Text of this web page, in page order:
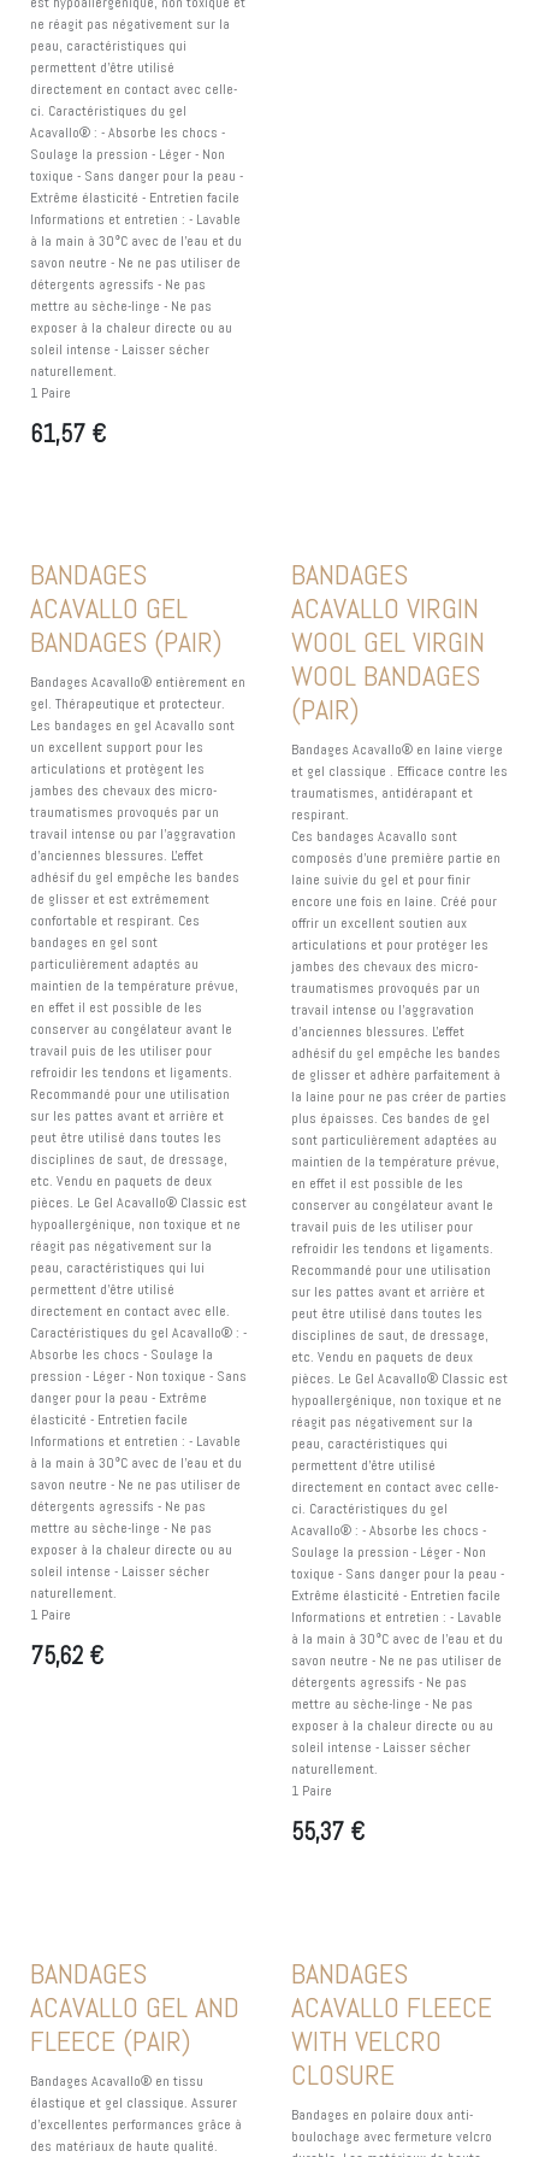
ne réagit pas négativement sur la
peau, caractéristiques qui
permettent d'être utilisé
directement en contact avec celle-
ci. Caractéristiques du gel
Acavallo® : - Absorbe les chocs -
Soulage la pression - Léger - Non
toxique - Sans danger pour la peau -
Extrême élasticité - Entretien facile
Informations et entretien : - Lavable
à la main à 30°C avec de l'eau et du
savon neutre - Ne ne pas utiliser de
détergents agressifs - Ne pas
mettre au sèche-linge - Ne pas
exposer à la chaleur directe ou au
soleil intense - Laisser sécher
naturellement.
1 Paire
61,57 €
BANDAGES
ACAVALLO GEL
BANDAGES (PAIR)
Bandages Acavallo® entièrement en
gel. Thérapeutique et protecteur.
Les bandages en gel Acavallo sont
un excellent support pour les
articulations et protègent les
jambes des chevaux des micro-
traumatismes provoqués par un
travail intense ou par l'aggravation
d'anciennes blessures. L'effet
adhésif du gel empêche les bandes
de glisser et est extrêmement
confortable et respirant. Ces
bandages en gel sont
particulièrement adaptés au
maintien de la température prévue,
en effet il est possible de les
conserver au congélateur avant le
travail puis de les utiliser pour
refroidir les tendons et ligaments.
Recommandé pour une utilisation
sur les pattes avant et arrière et
peut être utilisé dans toutes les
disciplines de saut, de dressage,
etc. Vendu en paquets de deux
pièces. Le Gel Acavallo® Classic est
hypoallergénique, non toxique et ne
réagit pas négativement sur la
peau, caractéristiques qui lui
permettent d'être utilisé
directement en contact avec elle.
Caractéristiques du gel Acavallo® : -
Absorbe les chocs - Soulage la
pression - Léger - Non toxique - Sans
danger pour la peau - Extrême
élasticité - Entretien facile
Informations et entretien : - Lavable
à la main à 30°C avec de l'eau et du
savon neutre - Ne ne pas utiliser de
détergents agressifs - Ne pas
mettre au sèche-linge - Ne pas
exposer à la chaleur directe ou au
soleil intense - Laisser sécher
naturellement.
1 Paire
75,62 €
BANDAGES
ACAVALLO VIRGIN
WOOL GEL VIRGIN
WOOL BANDAGES
(PAIR)
Bandages Acavallo® en laine vierge
et gel classique . Efficace contre les
traumatismes, antidérapant et
respirant.
Ces bandages Acavallo sont
composés d'une première partie en
laine suivie du gel et pour finir
encore une fois en laine. Créé pour
offrir un excellent soutien aux
articulations et pour protéger les
jambes des chevaux des micro-
traumatismes provoqués par un
travail intense ou l'aggravation
d'anciennes blessures. L'effet
adhésif du gel empêche les bandes
de glisser et adhère parfaitement à
la laine pour ne pas créer de parties
plus épaisses. Ces bandes de gel
sont particulièrement adaptées au
maintien de la température prévue,
en effet il est possible de les
conserver au congélateur avant le
travail puis de les utiliser pour
refroidir les tendons et ligaments.
Recommandé pour une utilisation
sur les pattes avant et arrière et
peut être utilisé dans toutes les
disciplines de saut, de dressage,
etc. Vendu en paquets de deux
pièces. Le Gel Acavallo® Classic est
hypoallergénique, non toxique et ne
réagit pas négativement sur la
peau, caractéristiques qui
permettent d'être utilisé
directement en contact avec celle-
ci. Caractéristiques du gel
Acavallo® : - Absorbe les chocs -
Soulage la pression - Léger - Non
toxique - Sans danger pour la peau -
Extrême élasticité - Entretien facile
Informations et entretien : - Lavable
à la main à 30°C avec de l'eau et du
savon neutre - Ne ne pas utiliser de
détergents agressifs - Ne pas
mettre au sèche-linge - Ne pas
exposer à la chaleur directe ou au
soleil intense - Laisser sécher
naturellement.
1 Paire
55,37€
BANDAGES
ACAVALLO GEL AND
FLEECE (PAIR)
Bandages Acavallo® en tissu
élastique et gel classique. Assurer
d’excellentes performances grâce à
des matériaux de haute qualité.
BANDAGES
ACAVALLO FLEECE
WITH VELCRO
CLOSURE
Bandages en polaire doux anti-
boulochage avec fermeture velcro